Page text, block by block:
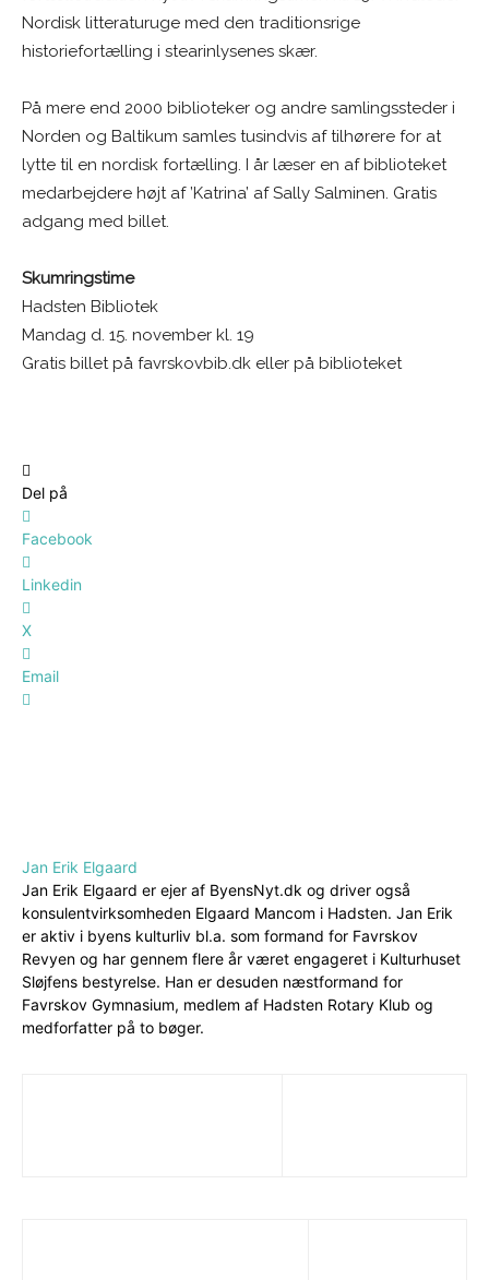
Nordisk litteraturuge med den traditionsrige
historiefortælling i stearinlysenes skær.
På mere end 2000 biblioteker og andre samlingssteder i
Norden og Baltikum samles tusindvis af tilhørere for at
lytte til en nordisk fortælling. I år læser en af biblioteket
medarbejdere højt af ’Katrina’ af Sally Salminen. Gratis
adgang med billet.
Skumringstime
Hadsten Bibliotek
Mandag d. 15. november kl. 19
Gratis billet på favrskovbib.dk eller på biblioteket
Del på
Facebook
Linkedin
X
Email
Jan Erik Elgaard
Jan Erik Elgaard er ejer af ByensNyt.dk og driver også
konsulentvirksomheden Elgaard Mancom i Hadsten. Jan Erik
er aktiv i byens kulturliv bl.a. som formand for Favrskov
Revyen og har gennem flere år været engageret i Kulturhuset
Sløjfens bestyrelse. Han er desuden næstformand for
Favrskov Gymnasium, medlem af Hadsten Rotary Klub og
medforfatter på to bøger.